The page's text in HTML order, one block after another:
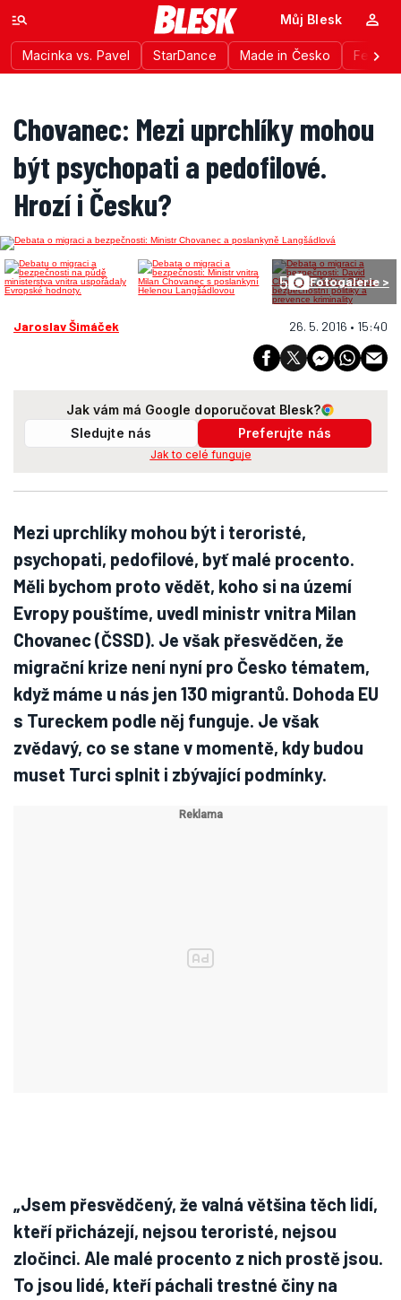
Macinka vs. Pavel StarDance Made in Česko
Můj Blesk
Chovanec: Mezi uprchlíky mohou
být psychopati a pedofilové.
Hrozí i Česku?
5 Fotogalerie >
Jaroslav Šimáček 26. 5. 2016 • 15:40
Jak vám má Google doporučovat Blesk?
Sledujte nás
Preferujte nás
Jak to celé funguje
Mezi uprchlíky mohou být i teroristé,
psychopati, pedofilové, byť malé procento.
Měli bychom proto vědět, koho si na území
Evropy pouštíme, uvedl ministr vnitra Milan
Chovanec (ČSSD). Je však přesvědčen, že
migrační krize není nyní pro Česko tématem,
když máme u nás jen 130 migrantů. Dohoda EU
s Tureckem podle něj funguje. Je však
zvědavý, co se stane v momentě, kdy budou
muset Turci splnit i zbývající podmínky.
„Jsem přesvědčený, že valná většina těch lidí,
kteří přicházejí, nejsou teroristé, nejsou
zločinci. Ale malé procento z nich prostě jsou.
To jsou lidé, kteří páchali trestné činy na